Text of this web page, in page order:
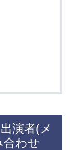
演者(メ
合わせ